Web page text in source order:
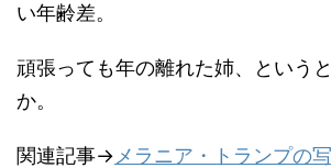
い年齢差。
頑張っても年の離れた姉、という
か。
関連記事→ メラニア・トランプの